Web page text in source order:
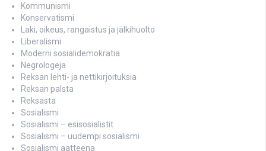
Kommunismi
Konservatismi
Laki, oikeus, rangaistus ja jälkihuolto
Liberalismi
Moderni sosialidemokratia
Negrologeja
Reksan lehti- ja nettikirjoituksia
Reksan palsta
Reksasta
Sosialismi
Sosialismi – esisosialistit
Sosialismi – uudempi sosialismi
Sosialismi aatteena